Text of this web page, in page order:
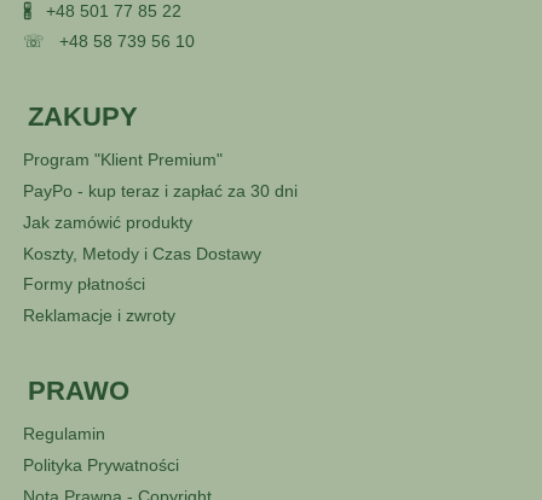
🖁 +48 501 77 85 22
☏ +48 58 739 56 10
ZAKUPY
Program "Klient Premium"
PayPo - kup teraz i zapłać za 30 dni
Jak zamówić produkty
Koszty, Metody i Czas Dostawy
Formy płatności
Reklamacje i zwroty
PRAWO
Regulamin
Polityka Prywatności